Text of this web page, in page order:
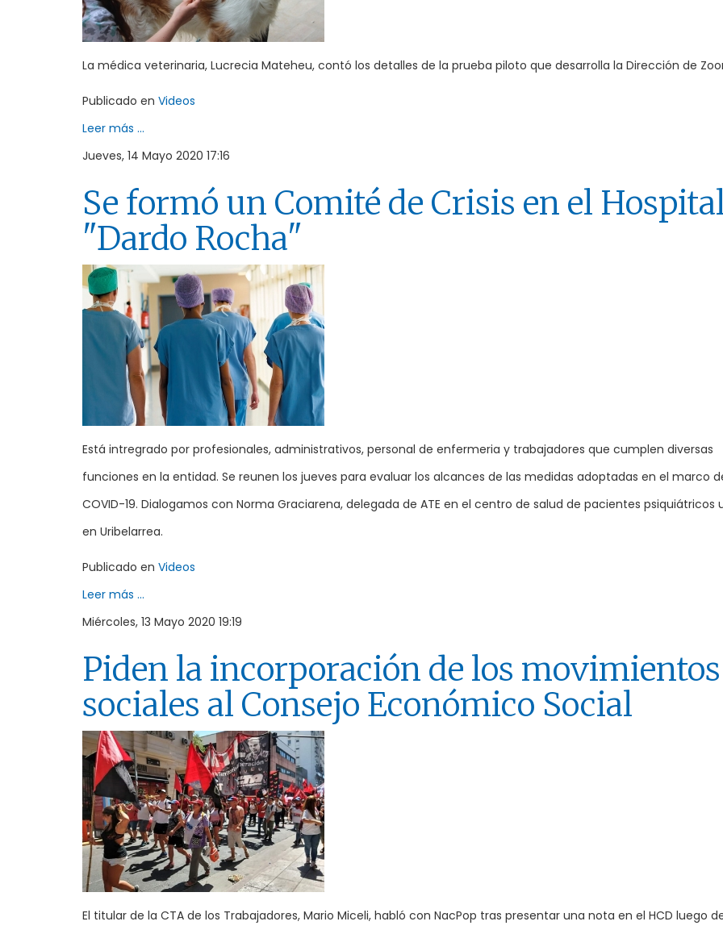
La médica veterinaria, Lucrecia Mateheu, contó los detalles de la prueba piloto que desarrolla la Dirección de
Publicado en Videos
Leer más ...
Jueves, 14 Mayo 2020 17:16
Se formó un Comité de Crisis en el
"Dardo Rocha"
Está intregrado por profesionales, administrativos, personal de enfermeria y trabajadores que cumplen diversas
funciones en la entidad. Se reunen los jueves para evaluar los alcances de las medidas adoptadas en el marco
COVID-19. Dialogamos con Norma Graciarena, delegada de ATE en el centro de salud de pacientes psiquiátricos
en Uribelarrea.
Publicado en Videos
Leer más ...
Miércoles, 13 Mayo 2020 19:19
Piden la incorporación de los movimientos
sociales al Consejo Económico Social
El titular de la CTA de los Trabajadores, Mario Miceli, habló con NacPop tras presentar una nota en el HCD luego